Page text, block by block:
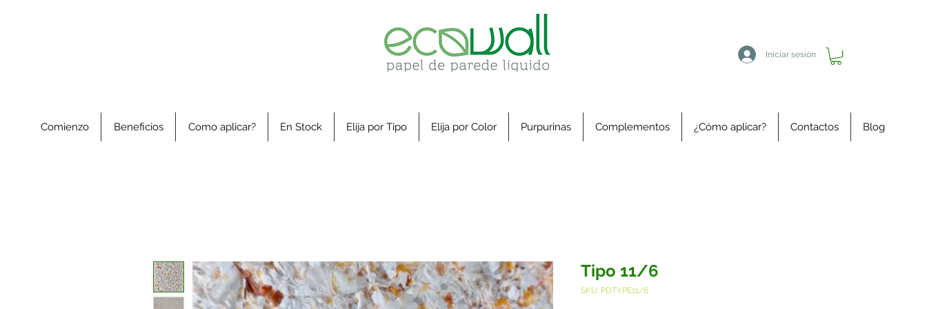
Iniciar sesión
Comienzo Beneficios Como aplicar? En Stock Elija por Tipo Elija por Color Purpurinas Complementos ¿Cómo aplicar? Contactos Blog
Tipo 11/6
SKU: PDTYPE11/6